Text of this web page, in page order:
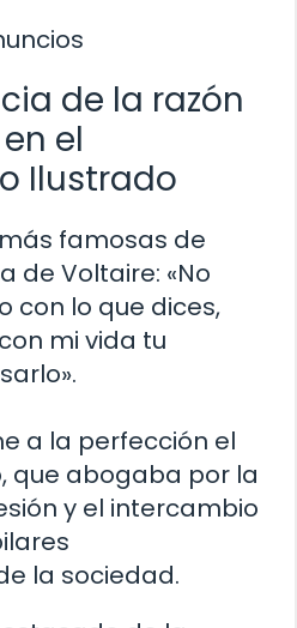
de la razón
el
Ilustrado
famosas de
de Voltaire: «No
con lo que dices,
mi vida tu
a la perfección el
que abogaba por la
y el intercambio
la sociedad.